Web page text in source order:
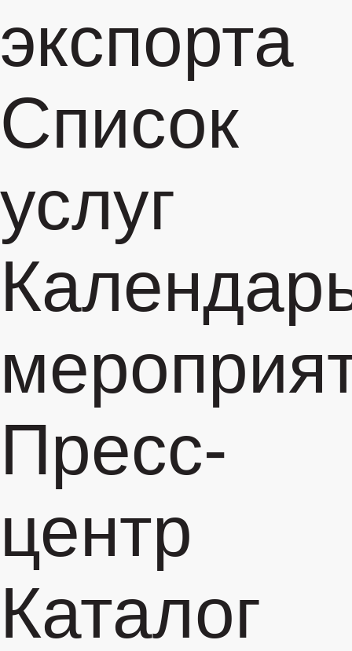
экспорта
Список
услуг
Пресс-
центр
Каталог